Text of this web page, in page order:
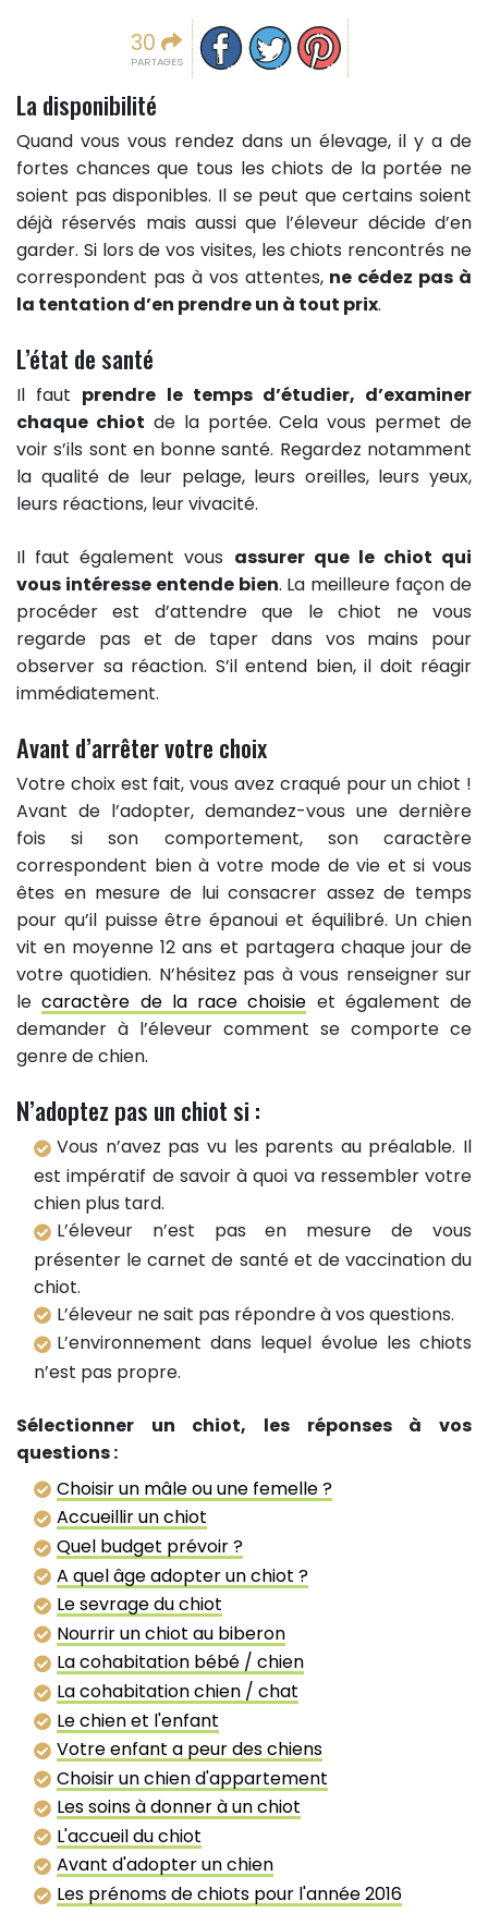
30
PARTAGES
Partager sur facebook
Partager sur Twitter
Epingler sur Pinterest
La disponibilité
Quand vous vous rendez dans un élevage, il y a de
fortes chances que tous les chiots de la portée ne
soient pas disponibles. Il se peut que certains soient
déjà réservés mais aussi que l’éleveur décide d’en
garder. Si lors de vos visites, les chiots rencontrés ne
correspondent pas à vos attentes, ne cédez pas à
la tentation d’en prendre un à tout prix.
L’état de santé
Il faut prendre le temps d’étudier, d’examiner
chaque chiot de la portée. Cela vous permet de
voir s’ils sont en bonne santé. Regardez notamment
la qualité de leur pelage, leurs oreilles, leurs yeux,
leurs réactions, leur vivacité.
Il faut également vous assurer que le chiot qui
vous intéresse entende bien. La meilleure façon de
procéder est d’attendre que le chiot ne vous
regarde pas et de taper dans vos mains pour
observer sa réaction. S’il entend bien, il doit réagir
immédiatement.
Avant d’arrêter votre choix
Votre choix est fait, vous avez craqué pour un chiot !
Avant de l’adopter, demandez-vous une dernière
fois si son comportement, son caractère
correspondent bien à votre mode de vie et si vous
êtes en mesure de lui consacrer assez de temps
pour qu’il puisse être épanoui et équilibré. Un chien
vit en moyenne 12 ans et partagera chaque jour de
votre quotidien. N’hésitez pas à vous renseigner sur
lecaractère de la race choisie et également de
demander à l’éleveur comment se comporte ce
genre de chien.
N’adoptez pas un chiot si :
Vous n’avez pas vu les parents au préalable. Il
est impératif de savoir à quoi va ressembler votre
chien plus tard.
L’éleveur n’est pas en mesure de vous
présenter le carnet de santé et de vaccination du
chiot.
L’éleveur ne sait pas répondre à vos questions.
L’environnement dans lequel évolue les chiots
n’est pas propre.
Sélectionner un chiot, les réponses à vos
questions :
Choisir un mâle ou une femelle ?
Accueillir un chiot
Quel budget prévoir ?
A quel âge adopter un chiot ?
Le sevrage du chiot
Nourrir un chiot au biberon
La cohabitation bébé / chien
La cohabitation chien / chat
Le chien et l'enfant
Votre enfant a peur des chiens
Choisir un chien d'appartement
Les soins à donner à un chiot
L'accueil du chiot
Avant d'adopter un chien
Les prénoms de chiots pour l'année 2016